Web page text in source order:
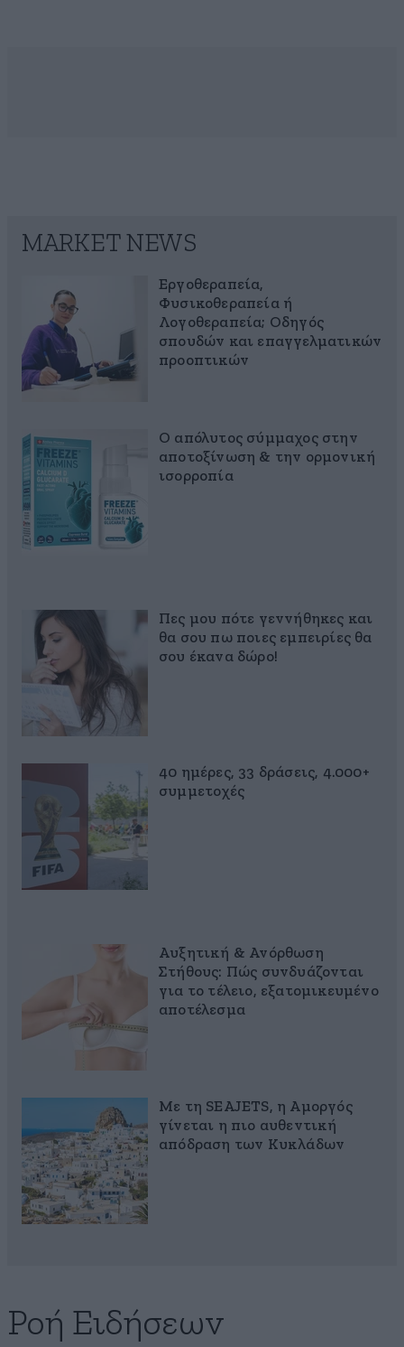
MARKET NEWS
Εργοθεραπεία,
Φυσικοθεραπεία ή
Λογοθεραπεία; Οδηγός
σπουδών και επαγγελματικών
προοπτικών
Ο απόλυτος σύμμαχος στην
αποτοξίνωση & την ορμονική
ισορροπία
Πες μου πότε γεννήθηκες και
θα σου πω ποιες εμπειρίες θα
σου έκανα δώρο!
40 ημέρες, 33 δράσεις, 4.000+
συμμετοχές
Αυξητική & Ανόρθωση
Στήθους: Πώς συνδυάζονται
για το τέλειο, εξατομικευμένο
αποτέλεσμα
Με τη SEAJETS, η Αμοργός
γίνεται η πιο αυθεντική
απόδραση των Κυκλάδων
Ροή Ειδήσεων